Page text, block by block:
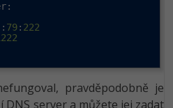
79: 222
pravděpodobně je
DNS server a můžete jej zadat